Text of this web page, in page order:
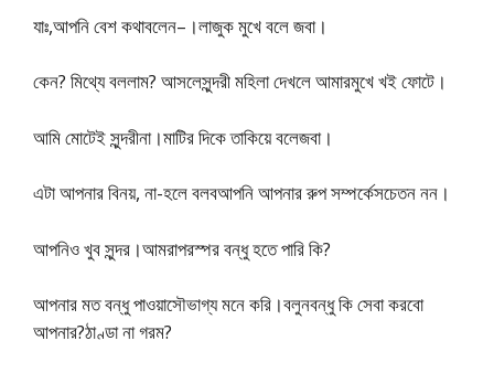
যাঃ,আপনি বেশ কথাবলেন–।লাজুক মুখে বলে জবা।
কেন? মিথ্যে বললাম? আসলেসুন্দরী মহিলা দেখলে আমারমুখে খই ফোটে।
আমি মোটেই সুন্দরীনা।মাটির দিকে তাকিয়ে বলেজবা।
এটা আপনার বিনয়, না-হলে বলবআপনি আপনার রুপ সম্পর্কেসচেতন নন।
আপনিও খুব সুন্দর।আমরাপরস্পর বন্ধু হতে পারি কি?
আপনার মত বন্ধু পাওয়াসৌভাগ্য মনে করি।বলুনবন্ধু কি সেবা করবো
আপনার?ঠাণ্ডা না গরম?